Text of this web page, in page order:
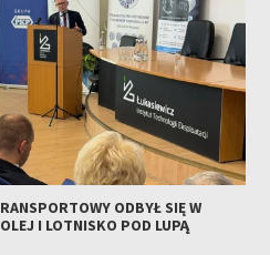
ODBYŁ SIĘ W
I LOTNISKO POD LUPĄ